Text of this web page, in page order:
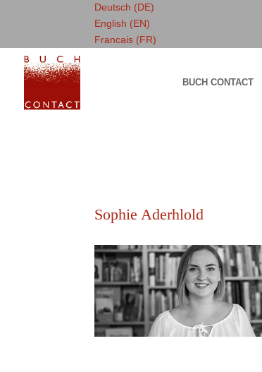
Deutsch (DE)
English (EN)
Francais (FR)
BUCH CONTACT
Sophie Aderhlold